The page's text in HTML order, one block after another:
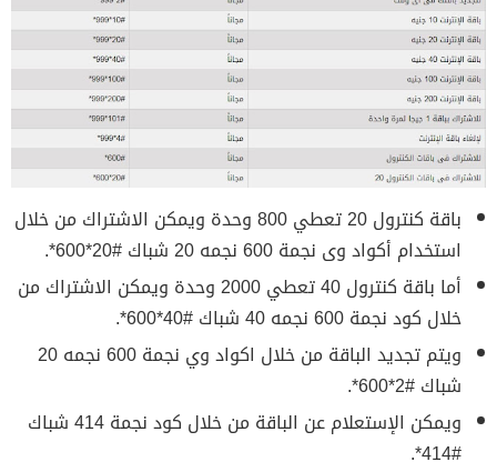
باقة كنترول 20 تعطي 800 وحدة ويمكن الاشتراك من خلال
استخدام أكواد وى نجمة 600 نجمه 20 شباك #20*600*.
أما باقة كنترول 40 تعطي 2000 وحدة ويمكن الاشتراك من
خلال كود نجمة 600 نجمه 40 شباك #40*600*.
ويتم تجديد الباقة من خلال اكواد وي نجمة 600 نجمه 20
شباك #2*600*.
ويمكن الإستعلام عن الباقة من خلال كود نجمة 414 شباك
#414*.